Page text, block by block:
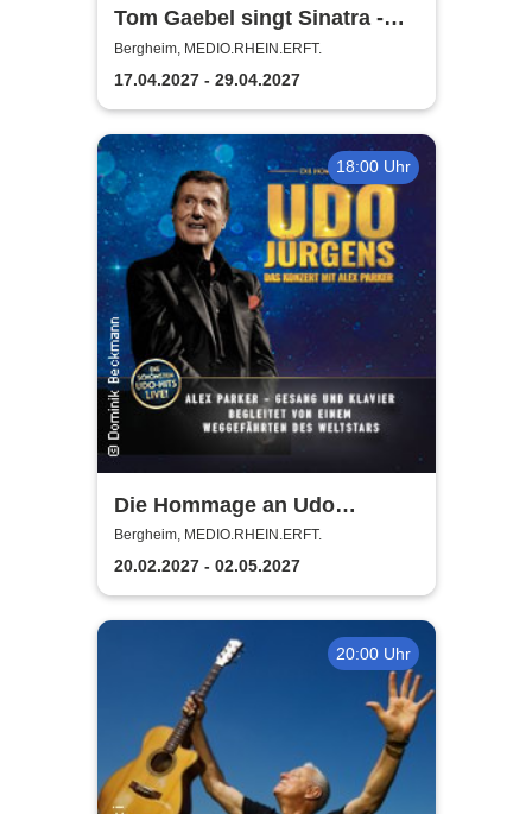
Tom Gaebel singt Sinatra -
Tour 2027
Bergheim, MEDIO.RHEIN.ERFT.
17.04.2027 - 29.04.2027
18:00 Uhr
Die Hommage an Udo
Jürgens - Das Konzert mit
Alex Parker
Bergheim, MEDIO.RHEIN.ERFT.
20.02.2027 - 02.05.2027
20:00 Uhr